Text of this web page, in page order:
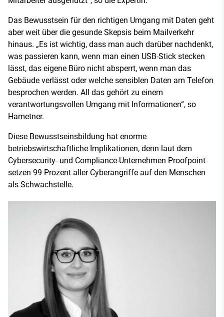
Das Bewusstsein für den richtigen Umgang mit Daten geht
aber weit über die gesunde Skepsis beim Mailverkehr
hinaus. „Es ist wichtig, dass man auch darüber nachdenkt,
was passieren kann, wenn man einen USB-Stick stecken
lässt, das eigene Büro nicht absperrt, wenn man das
Gebäude verlässt oder welche sensiblen Daten am Telefon
besprochen werden. All das gehört zu einem
verantwortungsvollen Umgang mit Informationen“, so
Hametner.
Diese Bewusstseinsbildung hat enorme
betriebswirtschaftliche Implikationen, denn laut dem
Cybersecurity- und Compliance-Unternehmen Proofpoint
setzen 99 Prozent aller Cyberangriffe auf den Menschen
als Schwachstelle.